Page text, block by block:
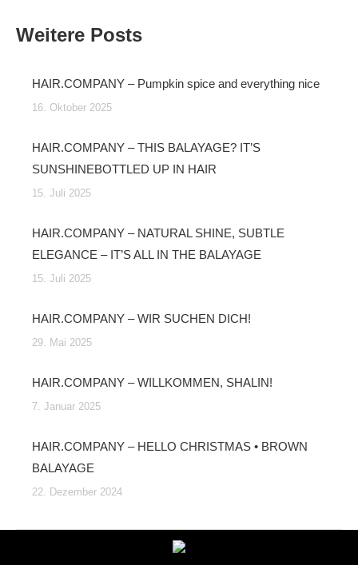
Weitere Posts
HAIR.COMPANY – Pumpkin spice and everything nice
16. Oktober 2025
HAIR.COMPANY – THIS BALAYAGE? IT’S
SUNSHINEBOTTLED UP IN HAIR
15. Juli 2025
HAIR.COMPANY – NATURAL SHINE, SUBTLE
ELEGANCE – IT’S ALL IN THE BALAYAGE
15. Juli 2025
HAIR.COMPANY – WIR SUCHEN DICH!
29. Mai 2025
HAIR.COMPANY – WILLKOMMEN, SHALIN!
7. Januar 2025
HAIR.COMPANY – HELLO CHRISTMAS • BROWN
BALAYAGE
22. Dezember 2024